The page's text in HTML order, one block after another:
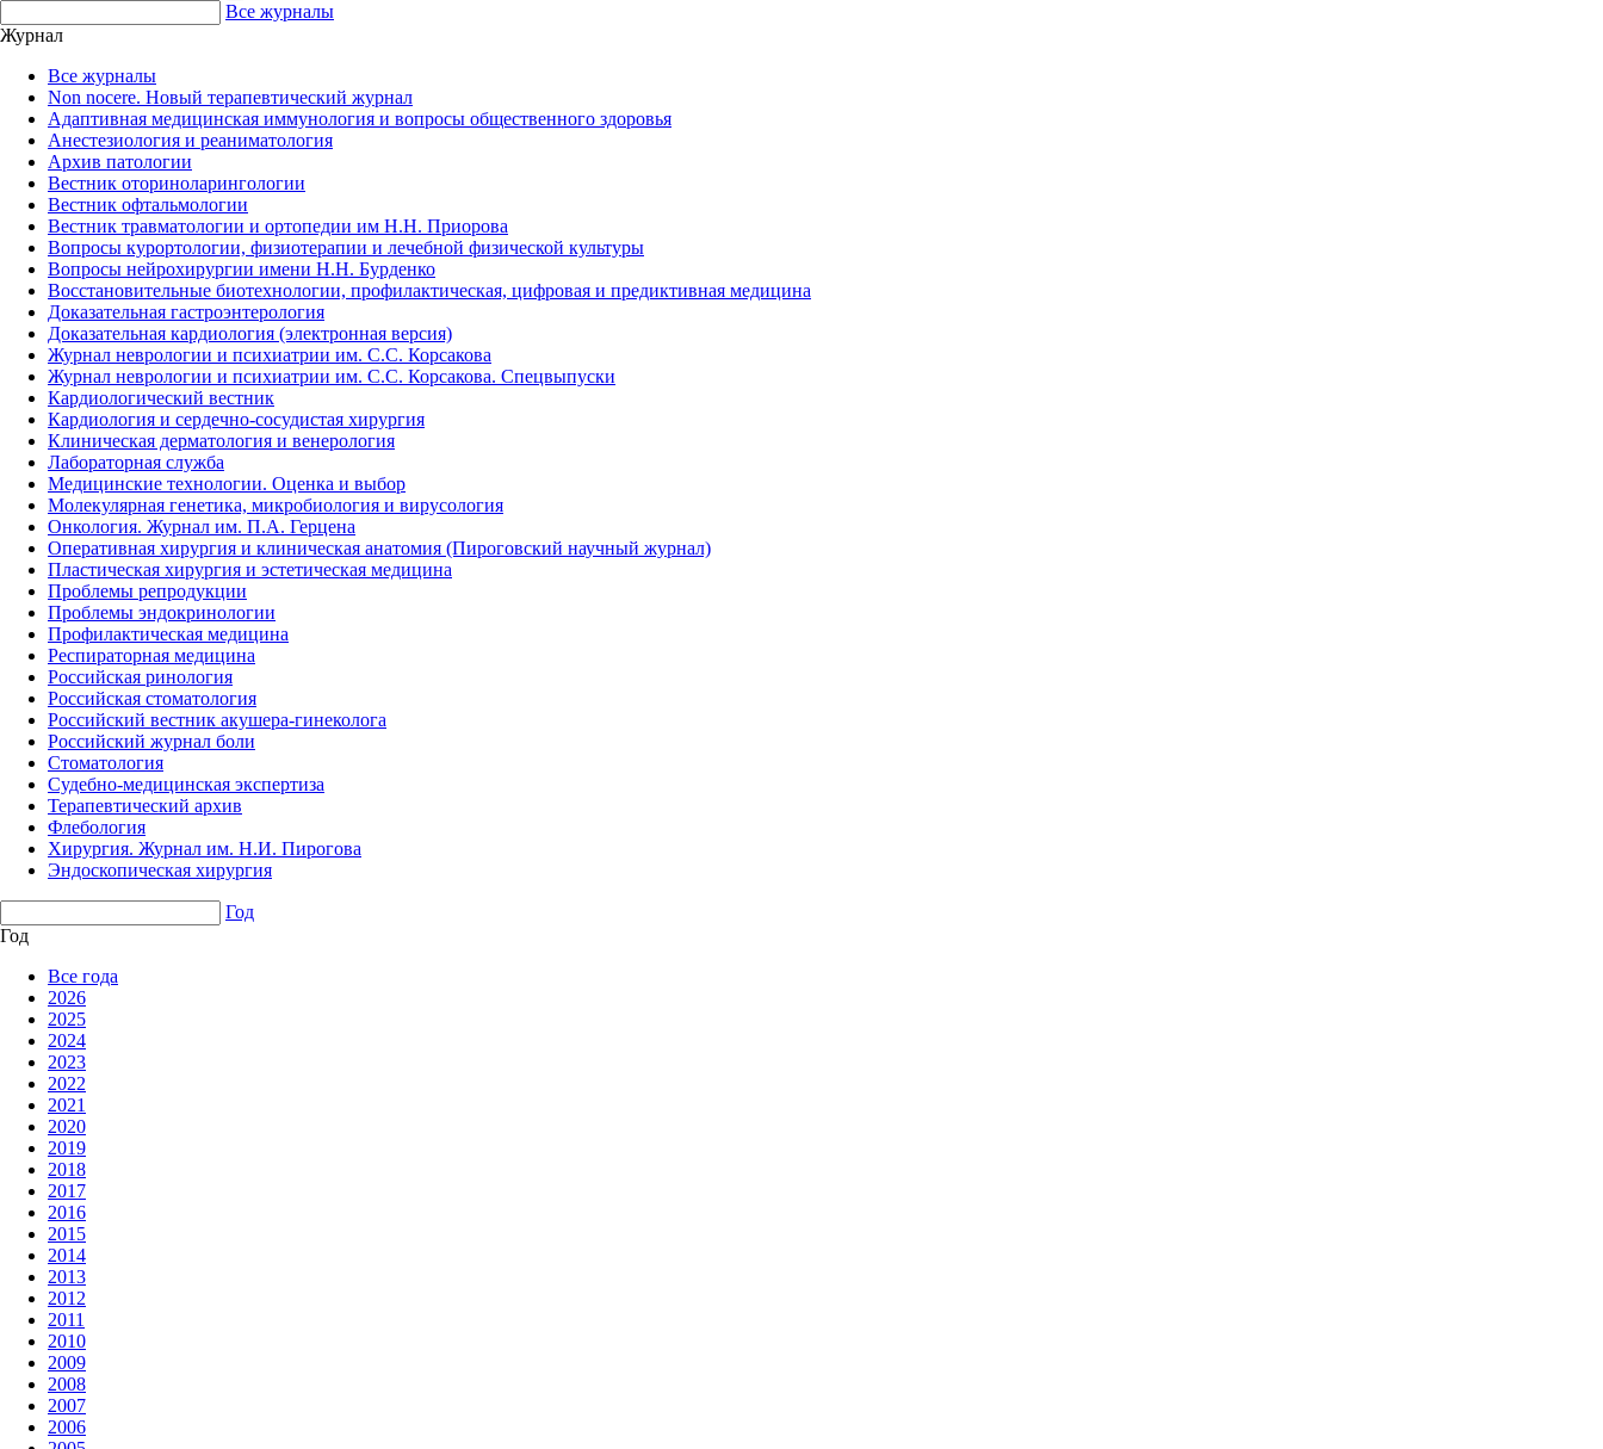
Все журналы
Журнал
Все журналы
Non nocere. Новый терапевтический журнал
Адаптивная медицинская иммунология и вопросы общественного здоровья
Анестезиология и реаниматология
Архив патологии
Вестник оториноларингологии
Вестник офтальмологии
Вестник травматологии и ортопедии им Н.Н. Приорова
Вопросы курортологии, физиотерапии и лечебной физической культуры
Вопросы нейрохирургии имени Н.Н. Бурденко
Восстановительные биотехнологии, профилактическая, цифровая и предиктивная медицина
Доказательная гастроэнтерология
Доказательная кардиология (электронная версия)
Журнал неврологии и психиатрии им. С.С. Корсакова
Журнал неврологии и психиатрии им. С.С. Корсакова. Спецвыпуски
Кардиологический вестник
Кардиология и сердечно-сосудистая хирургия
Клиническая дерматология и венерология
Лабораторная служба
Медицинские технологии. Оценка и выбор
Молекулярная генетика, микробиология и вирусология
Онкология. Журнал им. П.А. Герцена
Оперативная хирургия и клиническая анатомия (Пироговский научный журнал)
Пластическая хирургия и эстетическая медицина
Проблемы репродукции
Проблемы эндокринологии
Профилактическая медицина
Респираторная медицина
Российская ринология
Российская стоматология
Российский вестник акушера-гинеколога
Российский журнал боли
Стоматология
Судебно-медицинская экспертиза
Терапевтический архив
Флебология
Хирургия. Журнал им. Н.И. Пирогова
Эндоскопическая хирургия
Год
Год
Все года
2026
2025
2024
2023
2022
2021
2020
2019
2018
2017
2016
2015
2014
2013
2012
2011
2010
2009
2008
2007
2006